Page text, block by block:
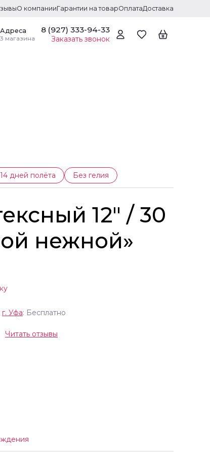
О компанииГарантии на товарОплатаДоставка
Адреса
3 магазина
8 (927) 333-94-33
Заказать звонок
дней полёта Без гелия
12" / 30
нежной»
г. Уфа: Бесплатно
Читать отзывы